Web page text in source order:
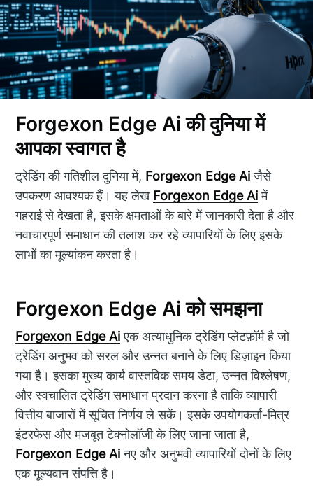
Forgexon Edge Ai की दुनिया में
आपका स्वागत है
ट्रेडिंग की गतिशील दुनिया में, Forgexon Edge Aiजैसे
उपकरण आवश्यक हैं। यह लेख Forgexon Edge Aiमें
गहराई से देखता है, इसके क्षमताओं के बारे में जानकारी देता है और
नवाचारपूर्ण समाधान की तलाश कर रहे व्यापारियों के लिए इसके
लाभों का मूल्यांकन करता है।
Forgexon Edge Ai को समझना
Forgexon Edge Aiएक अत्याधुनिक ट्रेडिंग प्लेटफ़ॉर्म है जो
ट्रेडिंग अनुभव को सरल और उन्नत बनाने के लिए डिज़ाइन किया
गया है। इसका मुख्य कार्य वास्तविक समय डेटा, उन्नत विश्लेषण,
और स्वचालित ट्रेडिंग समाधान प्रदान करना है ताकि व्यापारी
वित्तीय बाजारों में सूचित निर्णय ले सकें। इसके उपयोगकर्ता-मित्र
इंटरफेस और मजबूत टेक्नोलॉजी के लिए जाना जाता है,
Forgexon Edge Aiनए और अनुभवी व्यापारियों दोनों के लिए
एक मूल्यवान संपत्ति है।